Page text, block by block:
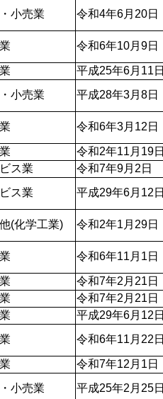
小売業 令和4年6月20日
令和6年10月9日
平成25年6月11日
小売業 平成28年3月8日
令和6年3月12日
令和2年11月19日
ス業 令和7年9月2日
ス業 平成29年6月12日
(化学工業) 令和2年1月29日
令和6年11月1日
令和7年2月21日
令和7年2月21日
平成29年6月12日
令和6年11月22日
令和7年12月1日
小売業 平成25年2月25日